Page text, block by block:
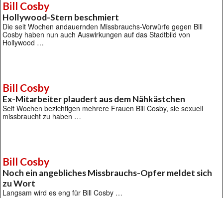
Bill Cosby
Hollywood-Stern beschmiert
Die seit Wochen andauernden Missbrauchs-Vorwürfe gegen Bill
Cosby haben nun auch Auswirkungen auf das Stadtbild von
Hollywood …
Bill Cosby
Ex-Mitarbeiter plaudert aus dem Nähkästchen
Seit Wochen bezichtigen mehrere Frauen Bill Cosby, sie sexuell
missbraucht zu haben …
Bill Cosby
Noch ein angebliches Missbrauchs-Opfer meldet sich
zu Wort
Langsam wird es eng für Bill Cosby …